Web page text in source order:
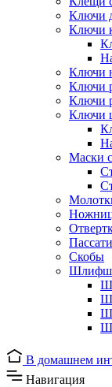
Ключи
Ключи
Ключи
Ключи
Ключи
Ключи
Маски
Скобы
В домашнем
Навигация